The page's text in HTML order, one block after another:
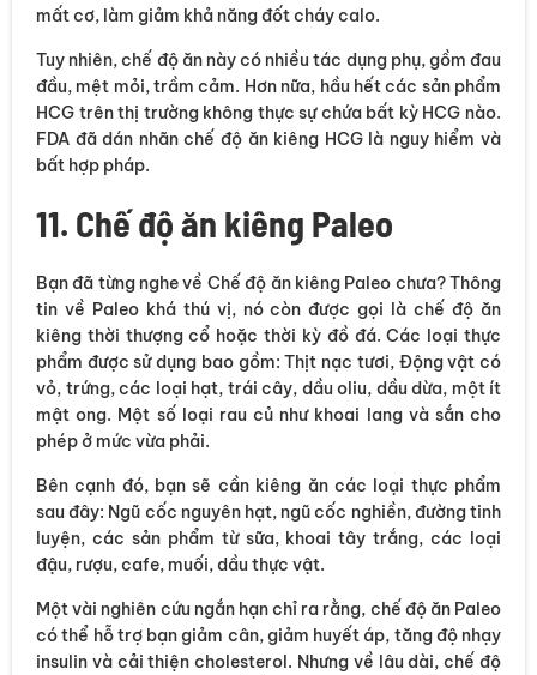
mất cơ, làm giảm khả năng đốt cháy calo.
Tuy nhiên, chế độ ăn này có nhiều tác dụng phụ, gồm đau
đầu, mệt mỏi, trầm cảm. Hơn nữa, hầu hết các sản phẩm
HCG trên thị trường không thực sự chứa bất kỳ HCG nào.
FDA đã dán nhãn chế độ ăn kiêng HCG là nguy hiểm và
bất hợp pháp.
11. Chế độ ăn kiêng Paleo
Bạn đã từng nghe về Chế độ ăn kiêng Paleo chưa? Thông
tin về Paleo khá thú vị, nó còn được gọi là chế độ ăn
kiêng thời thượng cổ hoặc thời kỳ đồ đá. Các loại thực
phẩm được sử dụng bao gồm: Thịt nạc tươi, Động vật có
vỏ, trứng, các loại hạt, trái cây, dầu oliu, dầu dừa, một ít
mật ong. Một số loại rau củ như khoai lang và sắn cho
phép ở mức vừa phải.
Bên cạnh đó, bạn sẽ cần kiêng ăn các loại thực phẩm
sau đây: Ngũ cốc nguyên hạt, ngũ cốc nghiền, đường tinh
luyện, các sản phẩm từ sữa, khoai tây trắng, các loại
đậu, rượu, cafe, muối, dầu thực vật.
Một vài nghiên cứu ngắn hạn chỉ ra rằng, chế độ ăn Paleo
có thể hỗ trợ bạn giảm cân, giảm huyết áp, tăng độ nhạy
insulin và cải thiện cholesterol. Nhưng về lâu dài, chế độ